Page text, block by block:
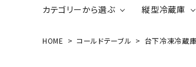
カテゴリーから選ぶ 縦型冷蔵庫
HOME コールドテーブル 台下冷凍冷蔵庫